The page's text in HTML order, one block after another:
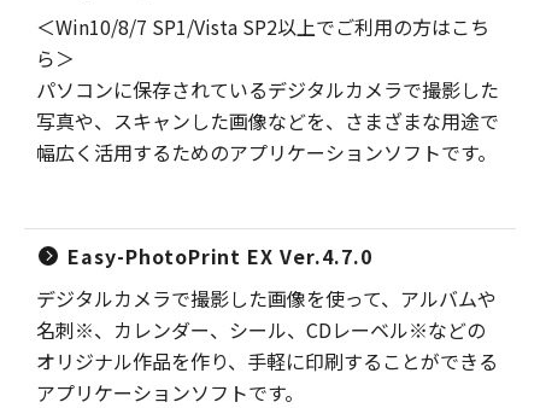
＜Win10/8/7 SP1/Vista SP2以上でご利用の方はこち
ら＞
パソコンに保存されているデジタルカメラで撮影した
写真や、スキャンした画像などを、さまざまな用途で
幅広く活用するためのアプリケーションソフトです。
Easy-PhotoPrint EX Ver.4.7.0
デジタルカメラで撮影した画像を使って、アルバムや
名刺※、カレンダー、シール、CDレーベル※などの
オリジナル作品を作り、手軽に印刷することができる
アプリケーションソフトです。